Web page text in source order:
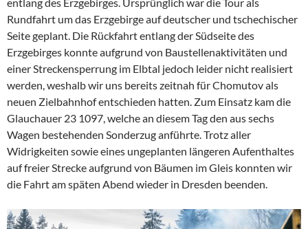
Rundfahrt um das Erzgebirge auf deutscher und tschechischer
Seite geplant. Die Rückfahrt entlang der Südseite des
Erzgebirges konnte aufgrund von Baustellenaktivitäten und
einer Streckensperrung im Elbtal jedoch leider nicht realisiert
werden, weshalb wir uns bereits zeitnah für Chomutov als
neuen Zielbahnhof entschieden hatten. Zum Einsatz kam die
Glauchauer 23 1097, welche an diesem Tag den aus sechs
Wagen bestehenden Sonderzug anführte. Trotz aller
Widrigkeiten sowie eines ungeplanten längeren Aufenthaltes
auf freier Strecke aufgrund von Bäumen im Gleis konnten wir
die Fahrt am späten Abend wieder in Dresden beenden.